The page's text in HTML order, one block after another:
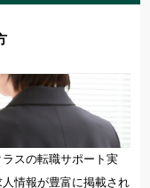
スの転職サポート実
情報が豊富に掲載され